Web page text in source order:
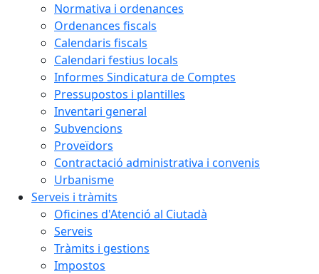
Normativa i ordenances
Ordenances fiscals
Calendaris fiscals
Calendari festius locals
Informes Sindicatura de Comptes
Pressupostos i plantilles
Inventari general
Subvencions
Proveïdors
Contractació administrativa i convenis
Urbanisme
Serveis i tràmits
Oficines d'Atenció al Ciutadà
Serveis
Tràmits i gestions
Impostos